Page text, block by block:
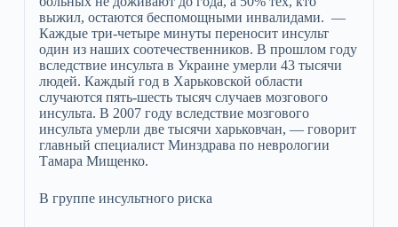
выжил, остаются беспомощными инвалидами. —
Каждые три-четыре минуты переносит инсульт
один из наших соотечественников. В прошлом году
вследствие инсульта в Украине умерли 43 тысячи
людей. Каждый год в Харьковской области
случаются пять-шесть тысяч случаев мозгового
инсульта. В 2007 году вследствие мозгового
инсульта умерли две тысячи харьковчан, — говорит
главный специалист Минздрава по неврологии
Тамара Мищенко.
В группе инсультного риска